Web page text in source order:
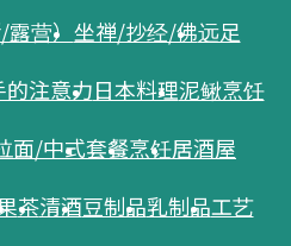
营） 坐禅/抄经/佛远足
注意力日本料理泥鳅烹饪
面/中式套餐烹饪居酒屋
茶清酒豆制品乳制品工艺